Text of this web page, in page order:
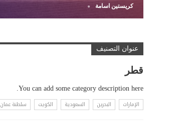
كريستين اسامة
عنوان التصنيف
قطر
You can add some category description here.
الإمارات البحرين السعودية الكويت سلطنة عمان